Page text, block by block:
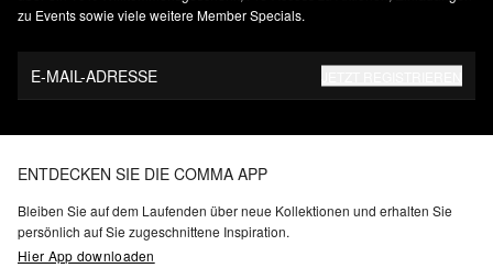
zu Events sowie viele weitere Member Specials.
E-MAIL-ADRESSE
ENTDECKEN SIE DIE COMMA APP
Bleiben Sie auf dem Laufenden über neue Kollektionen und erhalten Sie
persönlich auf Sie zugeschnittene Inspiration.
Hier App downloaden